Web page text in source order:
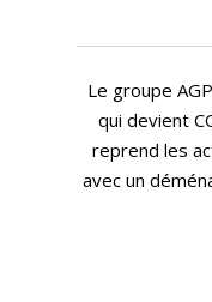
Le groupe
qui devient
reprend les
avec un